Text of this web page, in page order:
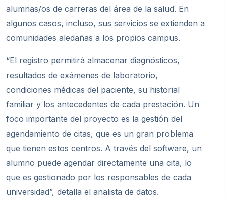
alumnas/os de carreras del área de la salud. En
algunos casos, incluso, sus servicios se extienden a
comunidades aledañas a los propios campus.
“El registro permitirá almacenar diagnósticos,
resultados de exámenes de laboratorio,
condiciones médicas del paciente, su historial
familiar y los antecedentes de cada prestación. Un
foco importante del proyecto es la gestión del
agendamiento de citas, que es un gran problema
que tienen estos centros. A través del software, un
alumno puede agendar directamente una cita, lo
que es gestionado por los responsables de cada
universidad”, detalla el analista de datos.